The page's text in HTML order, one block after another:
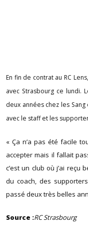
En fin de contrat au RC
avec Strasbourg ce lundi.
deux années chez les
avec le staff et les
« Ça n’a pas été facile
accepter mais il fallait
c’est un club où j’ai reçu
du coach, des
passé deux très belles
Source :RC Strasbourg